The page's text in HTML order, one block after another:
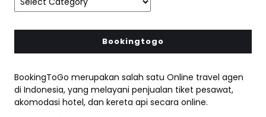
Bookingtogo
BookingToGo merupakan salah satu Online travel agen
di Indonesia, yang melayani penjualan tiket pesawat,
akomodasi hotel, dan kereta api secara online.